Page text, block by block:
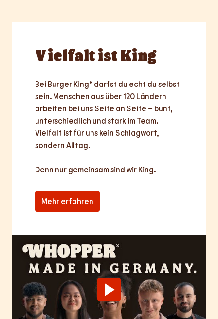
Vielfaltist King
Bei Burger King® darfst du echt du selbst
sein. Menschen aus über 120 Ländern
arbeiten bei uns Seite an Seite – bunt,
unterschiedlich und stark im Team.
Vielfalt ist für uns kein Schlagwort,
sondern Alltag.
Denn nur gemeinsamsind wir King.
Mehr erfahren